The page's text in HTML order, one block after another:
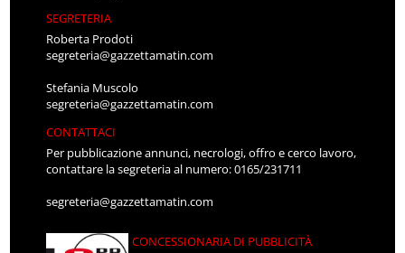
SEGRETERIA
Roberta Prodoti
segreteria@gazzettamatin.com
Stefania Muscolo
segreteria@gazzettamatin.com
CONTATTACI
Per pubblicazione annunci, necrologi, offro e cerco lavoro,
contattare la segreteria al numero: 0165/231711
segreteria@gazzettamatin.com
CONCESSIONARIA DI PUBBLICITÀ